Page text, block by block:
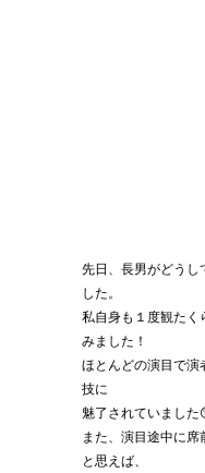
先日、長男がどうし
した。
私自身も１度観たく
みました！
ほとんどの演目で演
技に
魅了されていました
また、演目途中に
と思えば、